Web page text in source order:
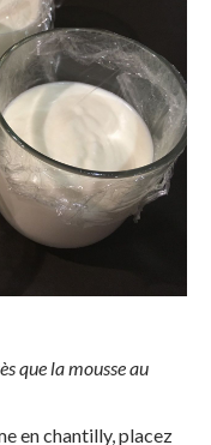
que la mousse au
en chantilly, placez